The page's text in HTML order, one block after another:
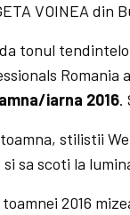
VOINEA din
da tonul
iarna 2016.
stilistii
sa scoti la
2016